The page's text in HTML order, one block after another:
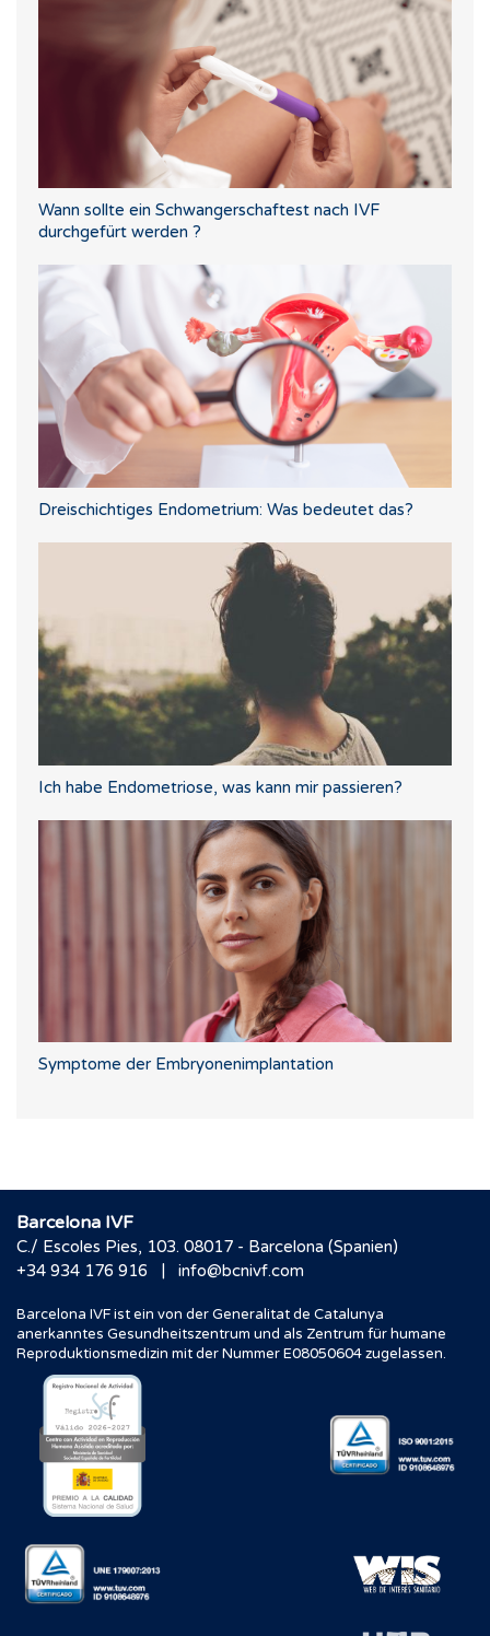
Wann sollte ein Schwangerschaftest nach IVF
durchgefürt werden ?
Dreischichtiges Endometrium: Was bedeutet das?
Ich habe Endometriose, was kann mir passieren?
Symptome der Embryonenimplantation
Barcelona IVF
C./ Escoles Pies, 103. 08017 - Barcelona (Spanien)
+34 934 176 916
| info@bcnivf.com
Barcelona IVF ist ein von der Generalitat de Catalunya
anerkanntes Gesundheitszentrum und als Zentrum für humane
Reproduktionsmedizin mit der Nummer E08050604 zugelassen.